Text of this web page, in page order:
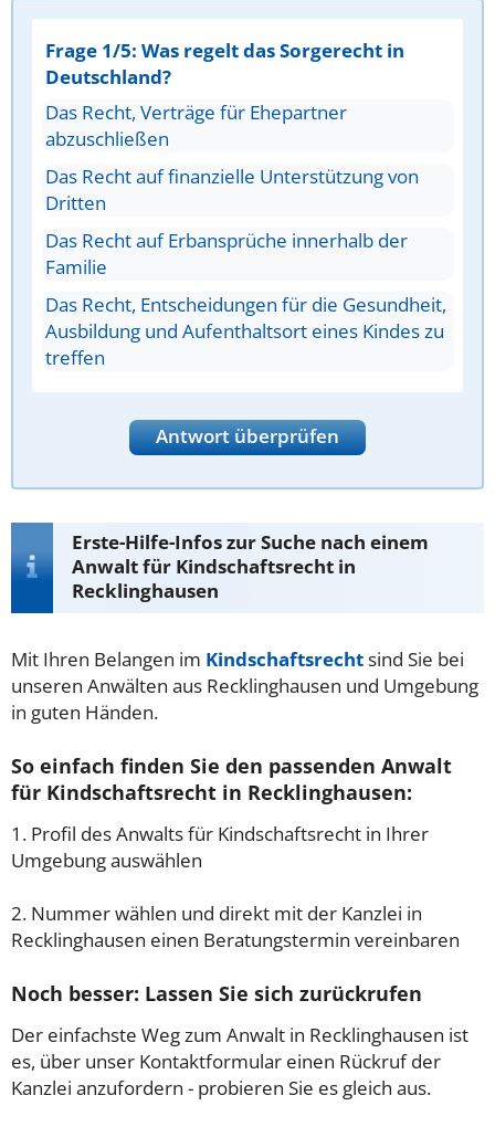
Frage 1/5: Was regelt das Sorgerecht in
Deutschland?
Das Recht, Verträge für Ehepartner
abzuschließen
Das Recht auf finanzielle Unterstützung von
Dritten
Das Recht auf Erbansprüche innerhalb der
Familie
Das Recht, Entscheidungen für die Gesundheit,
Ausbildung und Aufenthaltsort eines Kindes zu
treffen
Antwort überprüfen
Erste-Hilfe-Infos zur Suche nach einem
Anwalt für Kindschaftsrecht in
Recklinghausen
Mit Ihren Belangen im Kindschaftsrechtsind Sie bei
unseren Anwälten aus Recklinghausen und Umgebung
in guten Händen.
So einfach finden Sie den passenden Anwalt
für Kindschaftsrecht in Recklinghausen:
1. Profil des Anwalts für Kindschaftsrecht in Ihrer
Umgebung auswählen
2. Nummer wählen und direkt mit der Kanzlei in
Recklinghausen einen Beratungstermin vereinbaren
Noch besser: Lassen Sie sich zurückrufen
Der einfachste Weg zum Anwalt in Recklinghausen ist
es, über unser Kontaktformular einen Rückruf der
Kanzlei anzufordern - probieren Sie es gleich aus.